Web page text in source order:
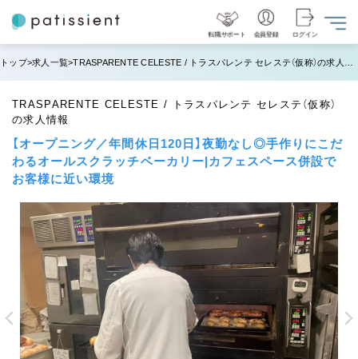
転職サポート 会員登録 ログイン
トップ 求人一覧
TRASPARENTE CELESTE / トラスパレンテ セレステ（仮称）
の求人情報
【オープニング／年間休日120日】夜勤なし◎手作りにこだ
わるオールスクラッチベーカリー|カフェスペース併設で
お客様に近い環境